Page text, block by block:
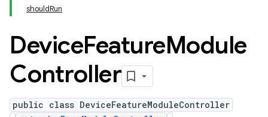
shouldRun
DeviceFeatureModule
Controller
public class DeviceFeatureModuleController